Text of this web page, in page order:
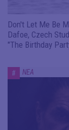
Don't Let Me Be
Dafoe, Czech
"The Birthday
# ΝΕΑ